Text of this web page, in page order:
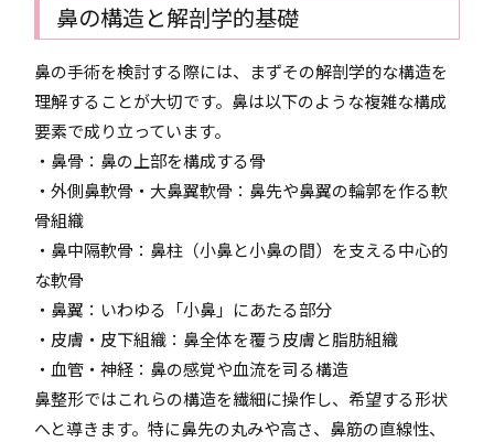
鼻の構造と解剖学的基礎
鼻の手術を検討する際には、まずその解剖学的な構造を
理解することが大切です。鼻は以下のような複雑な構成
要素で成り立っています。
・鼻骨：鼻の上部を構成する骨
・外側鼻軟骨・大鼻翼軟骨：鼻先や鼻翼の輪郭を作る軟
骨組織
・鼻中隔軟骨：鼻柱（小鼻と小鼻の間）を支える中心的
な軟骨
・鼻翼：いわゆる「小鼻」にあたる部分
・皮膚・皮下組織：鼻全体を覆う皮膚と脂肪組織
・血管・神経：鼻の感覚や血流を司る構造
鼻整形ではこれらの構造を繊細に操作し、希望する形状
へと導きます。特に鼻先の丸みや高さ、鼻筋の直線性、